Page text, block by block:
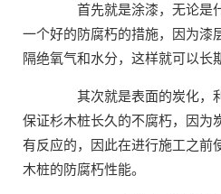
首先就是涂漆，无论是
一个好的防腐朽的措施，因为漆
隔绝氧气和水分，这样就可以长
其次就是表面的炭化，
保证杉木桩长久的不腐朽，因为
有反应的，因此在进行施工之前
木桩的防腐朽性能。